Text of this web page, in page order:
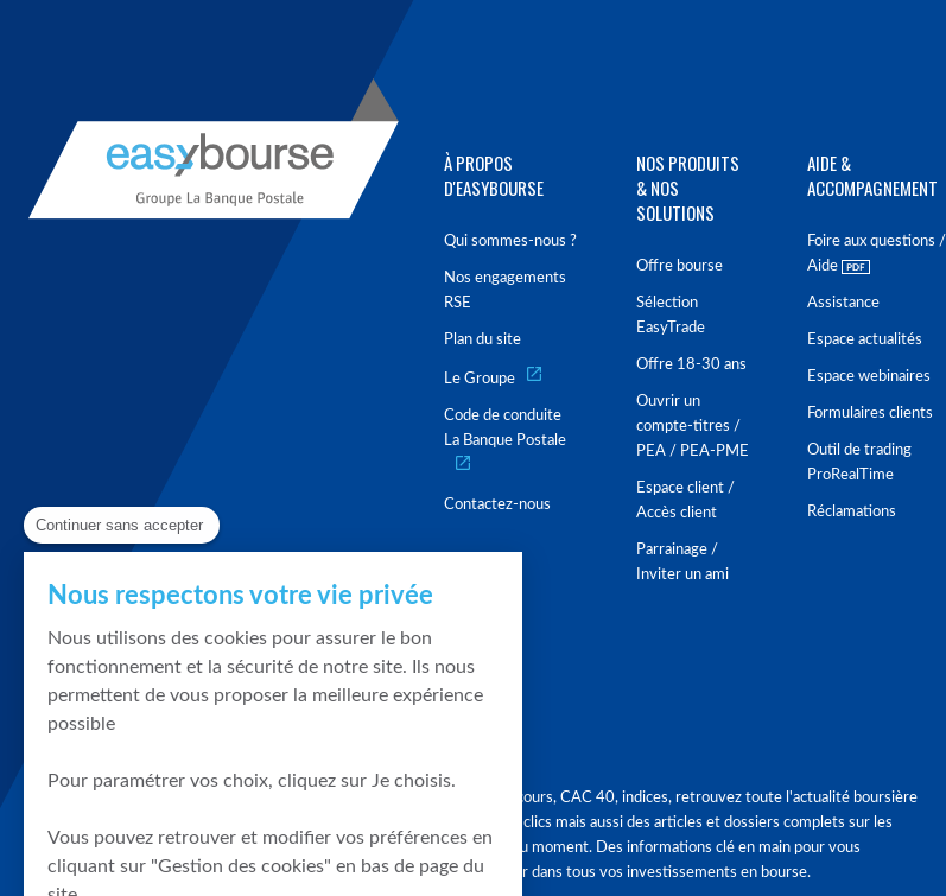
À PROPOS
D'EASYBOURSE
Qui sommes-nous ?
Nos engagements
RSE
Plan du site
Le Groupe
Code de conduite
La Banque Postale
Contactez-nous
NOS PRODUITS
& NOS
SOLUTIONS
Offre bourse
Sélection
EasyTrade
Offre 18-30 ans
Ouvrir un
compte-titres /
PEA / PEA-PME
Espace client /
Accès client
Parrainage /
Inviter un ami
AIDE &
ACCOMPAGNEMENT
Foire aux questions /
Aide
Assistance
Espace actualités
Espace webinaires
Formulaires clients
Outil de trading
ProRealTime
Réclamations
Graphique, cours, CAC 40, indices, retrouvez toute l'actualité boursière
en quelques clics mais aussi des articles et dossiers complets sur les
tendances du moment. Des informations clé en main pour vous
accompagner dans tous vos investissements en bourse.
Continuer sans accepter
Nous respectons votre vie privée
Nous utilisons des cookies pour assurer le bon
fonctionnement et la sécurité de notre site. Ils nous
permettent de vous proposer la meilleure expérience
possible
Pour paramétrer vos choix, cliquez sur Je choisis.
Vous pouvez retrouver et modifier vos préférences en
cliquant sur "Gestion des cookies" en bas de page du